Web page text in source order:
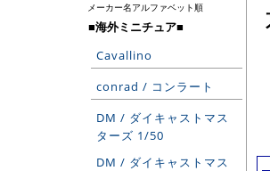
メーカー名アルファベット順
■海外ミニチュア■
Cavallino
conrad / コンラート
DM / ダイキャストマス
ターズ 1/50
DM / ダイキャストマス